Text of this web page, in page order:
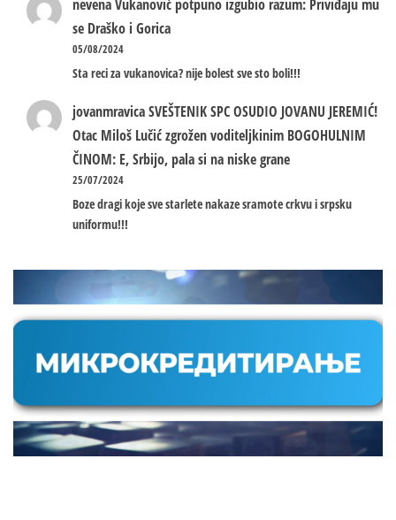
nevenaVukanović potpuno izgubio razum: Priviđaju mu
se Draško i Gorica
05/08/2024
Sta reci za vukanovica? nije bolest sve sto boli!!!
jovanmravicaSVEŠTENIK SPC OSUDIO JOVANU JEREMIĆ!
Otac Miloš Lučić zgrožen voditeljkinim BOGOHULNIM
ČINOM: E, Srbijo, pala si na niske grane
25/07/2024
Boze dragi koje sve starlete nakaze sramote crkvu i srpsku
uniformu!!!